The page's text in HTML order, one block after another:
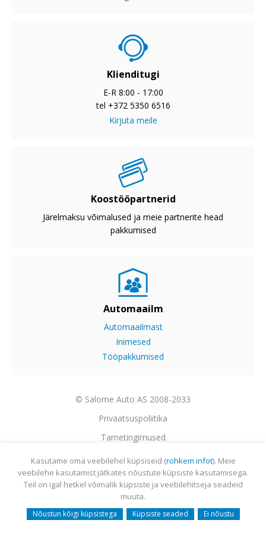
Klienditugi
E-R 8:00 - 17:00
tel +372 5350 6516
Kirjuta meile
Koostööpartnerid
Järelmaksu võimalused ja meie partnerite head
pakkumised
Automaailm
Automaailmast
Inimesed
Tööpakkumised
© Salome Auto AS 2008-2033
Privaatsuspoliitika
Tarnetingimused
Garantii
Utiliseerimine
Sisukaart
Webmail
Kasutame oma veebilehel küpsiseid (rohkem infot). Meie
veebilehe kasutamist jätkates nõustute küpsiste kasutamisega.
Teil on igal hetkel võimalik küpsiste ja veebilehitseja seadeid
muuta.
Nõustun kõigi küpsistega Küpsiste seaded Ei nõustu